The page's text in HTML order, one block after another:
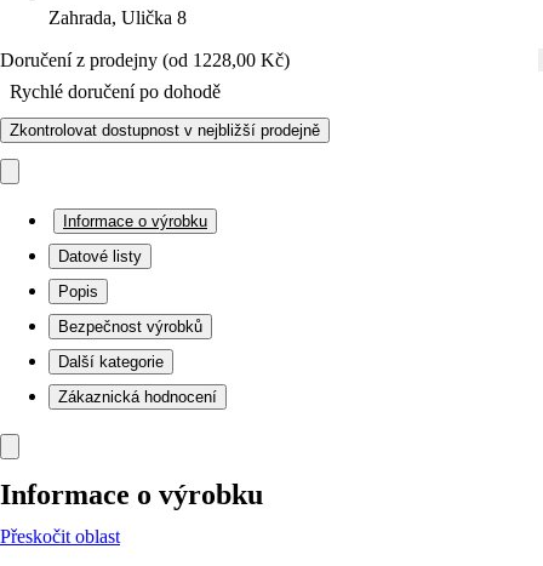
Zahrada, Ulička 8
Doručení z prodejny (od 1228,00 Kč)
Rychlé doručení po dohodě
Zkontrolovat dostupnost v nejbližší prodejně
Informace o výrobku
Datové listy
Popis
Bezpečnost výrobků
Další kategorie
Zákaznická hodnocení
Informace o výrobku
Přeskočit oblast